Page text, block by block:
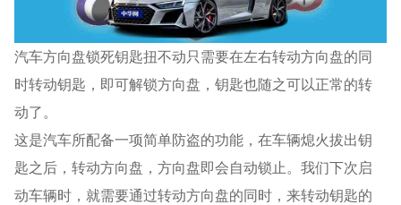
汽车方向盘锁死钥匙扭不动只需要在左右转动方向盘的同
时转动钥匙，即可解锁方向盘，钥匙也随之可以正常的转
动了。
这是汽车所配备一项简单防盗的功能，在车辆熄火拔出钥
匙之后，转动方向盘，方向盘即会自动锁止。我们下次启
动车辆时，就需要通过转动方向盘的同时，来转动钥匙的